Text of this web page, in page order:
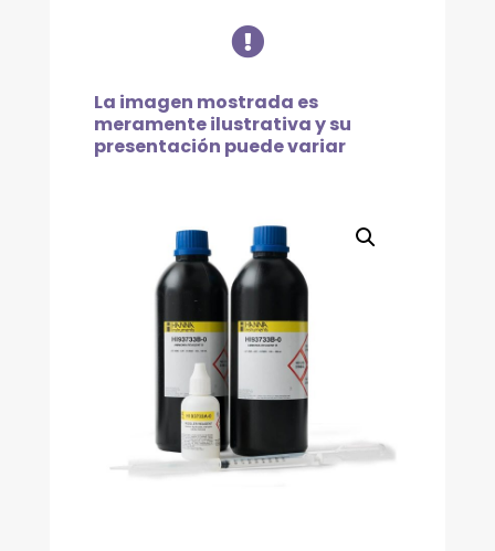
cantidad

La imagen mostrada es
meramente ilustrativa y su
presentación puede variar